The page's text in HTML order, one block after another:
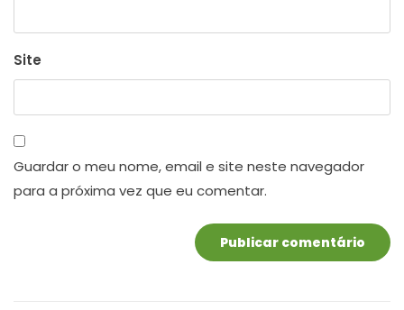
Site
Guardar o meu nome, email e site neste navegador
para a próxima vez que eu comentar.